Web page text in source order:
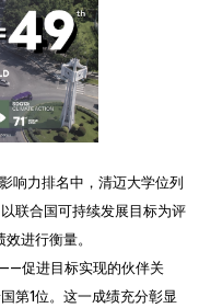
响力排名中，清迈大学位列
联合国可持续发展目标为评
进行衡量。
促进目标实现的伙伴关
第1位。这一成绩充分彰显